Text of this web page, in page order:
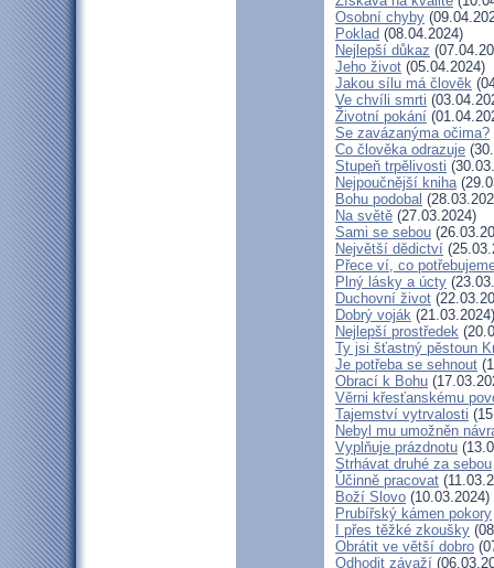
Osobní chyby
Poklad (08.04.2024)
Nejlepší důkaz
Jeho život (05.04.2024)
Jakou sílu má člověk
Ve chvíli smrti
Životní pokání
Se zavázanýma očima?
Co člověka odrazuje
Stupeň trpělivosti
Nejpoučnější kniha
Bohu podobal
Na světě (27.03.2024)
Sami se sebou
Největší dědictví
Přece ví, co
Plný lásky a úcty
Duchovní život
Dobrý voják (21.03.2024)
Nejlepší prostředek
Ty jsi šťastný pěstoun
Je potřeba se sehnout
Obrací k Bohu
Věrni křesťanskému
Tajemství vytrvalosti
Nebyl mu umožněn
Vyplňuje prázdnotu
Strhávat druhé za sebou
Účinně pracovat
Boží Slovo (10.03.2024)
Prubířský kámen pokory
I přes těžké zkoušky
Obrátit ve větší dobro
Odhodit závaží